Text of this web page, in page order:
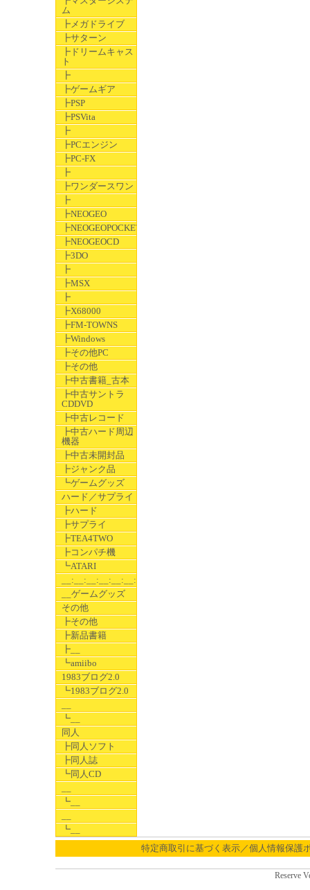
ム
┣メガドライブ
┣サターン
┣ドリームキャス
ト
┣
┣ゲームギア
┣PSP
┣PSVita
┣
┣PCエンジン
┣PC-FX
┣
┣ワンダースワン
┣
┣NEOGEO
┣NEOGEOPOCKET
┣NEOGEOCD
┣3DO
┣
┣MSX
┣
┣X68000
┣FM-TOWNS
┣Windows
┣その他PC
┣その他
┣中古書籍_古本
┣中古サントラ
CDDVD
┣中古レコード
┣中古ハード周辺
機器
┣中古未開封品
┣ジャンク品
┗ゲームグッズ
ハード／サプライ
┣ハード
┣サプライ
┣TEA4TWO
┣コンパチ機
┗ATARI
__:__:__:__:__:__:__
__ゲームグッズ
その他
┣その他
┣新品書籍
┣__
┗amiibo
1983ブログ2.0
┗1983ブログ2.0
┗__
同人
┣同人ソフト
┣同人誌
┗同人CD
┗__
┗__
特定商取引に基づく表示／個人情報保護
Reserve